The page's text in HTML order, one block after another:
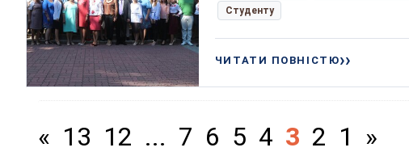
Студенту
ЧИТАТИ ПОВНІСТЮ
« 13 12 ... 7 6 5 4 3 2 1 »